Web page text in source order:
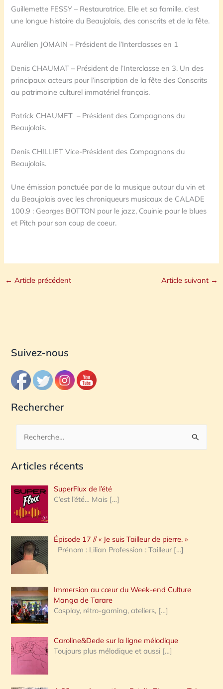
Guillemette FESSY – Restauratrice. Elle et sa famille, c’est
une longue histoire du Beaujolais, des conscrits et de la fête.
Aurélien JOMAIN – Président de l’Interclasses en 1
Denis CHAUMAT – Président de l’Interclasse en 3. Un des
principaux acteurs pour l’inscription de la fête des Conscrits
au patrimoine culturel immatériel français.
Patrick CHAUMET – Président des Compagnons du
Beaujolais.
Denis CHILLIET Vice-Président des Compagnons du
Beaujolais.
Une émission ponctuée par de la musique autour du vin et
du Beaujolais avec les chroniqueurs musicaux de CALADE
100.9 : Georges BOTTON pour le jazz, Couinie pour le blues
et Pitch pour son coup de coeur.
← Article précédent Article suivant →
Suivez-nous
Rechercher
c
e
r
c
h
e
:
Articles récents
SuperFlux de l’été
C’est l’été… Mais […]
Épisode 17 // « Je suis Tailleur de pierre. »
Prénom : Lilian Profession : Tailleur […]
Immersion au cœur du Week-end Culture
Manga de Tarare
Cosplay, rétro-gaming, ateliers, […]
Caroline&Dede sur la ligne mélodique
Toujours plus mélodique et aussi […]